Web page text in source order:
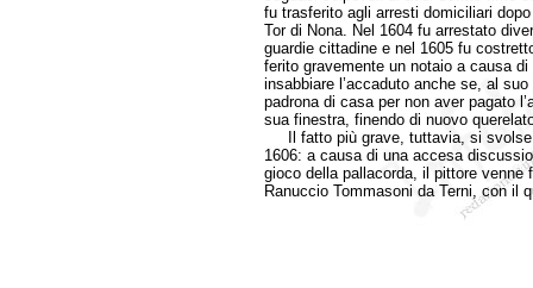
fu trasferito agli arresti domiciliari
Tor di Nona. Nel 1604 fu arrestato
guardie cittadine e nel 1605 fu
ferito gravemente un notaio a causa
insabbiare l’accaduto anche se, al
padrona di casa per non aver pagato
sua finestra, finendo di nuovo
Il fatto più grave, tuttavia, si svolse
1606: a causa di una accesa
gioco della pallacorda, il pittore
Ranuccio Tommasoni da Terni, con il